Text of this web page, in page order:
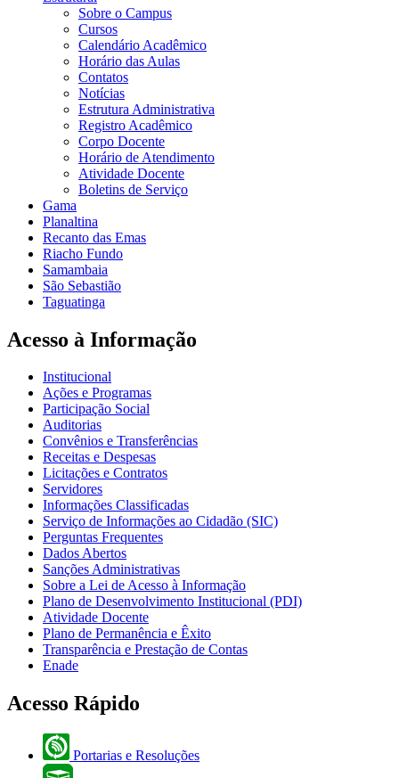
Sobre o Campus
Cursos
Calendário Acadêmico
Horário das Aulas
Contatos
Notícias
Estrutura Administrativa
Registro Acadêmico
Corpo Docente
Horário de Atendimento
Atividade Docente
Boletins de Serviço
Gama
Planaltina
Recanto das Emas
Riacho Fundo
Samambaia
São Sebastião
Taguatinga
Acesso à Informação
Institucional
Ações e Programas
Participação Social
Auditorias
Convênios e Transferências
Receitas e Despesas
Licitações e Contratos
Servidores
Informações Classificadas
Serviço de Informações ao Cidadão (SIC)
Perguntas Frequentes
Dados Abertos
Sanções Administrativas
Sobre a Lei de Acesso à Informação
Plano de Desenvolvimento Institucional (PDI)
Atividade Docente
Plano de Permanência e Êxito
Transparência e Prestação de Contas
Enade
Acesso Rápido
Portarias e Resoluções